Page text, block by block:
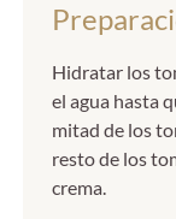
Hidratar los
el agua hasta
mitad de los
resto de los
crema.